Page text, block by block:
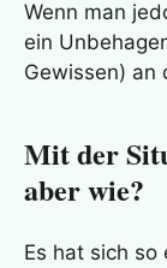
Wenn man
ein
Gewissen) an
Mit der
aber wie?
Es hat sich